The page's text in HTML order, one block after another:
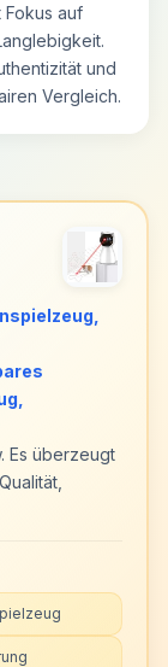
Fokus auf
und
Vergleich.
Es überzeugt